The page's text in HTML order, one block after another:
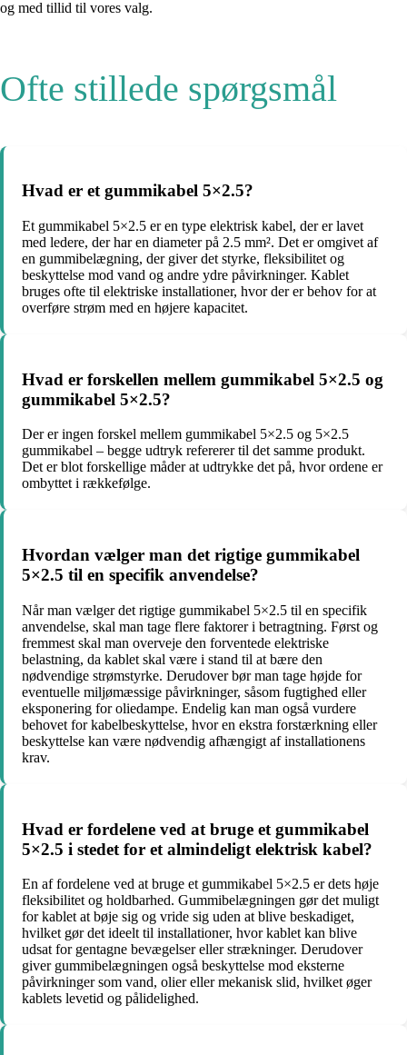
og med tillid til vores valg.
Ofte stillede spørgsmål
Hvad er et gummikabel 5×2.5?
Et gummikabel 5×2.5 er en type elektrisk kabel, der er lavet
med ledere, der har en diameter på 2.5 mm². Det er omgivet af
en gummibelægning, der giver det styrke, fleksibilitet og
beskyttelse mod vand og andre ydre påvirkninger. Kablet
bruges ofte til elektriske installationer, hvor der er behov for at
overføre strøm med en højere kapacitet.
Hvad er forskellen mellem gummikabel 5×2.5 og
gummikabel 5×2.5?
Der er ingen forskel mellem gummikabel 5×2.5 og 5×2.5
gummikabel – begge udtryk refererer til det samme produkt.
Det er blot forskellige måder at udtrykke det på, hvor ordene er
ombyttet i rækkefølge.
Hvordan vælger man det rigtige gummikabel
5×2.5 til en specifik anvendelse?
Når man vælger det rigtige gummikabel 5×2.5 til en specifik
anvendelse, skal man tage flere faktorer i betragtning. Først og
fremmest skal man overveje den forventede elektriske
belastning, da kablet skal være i stand til at bære den
nødvendige strømstyrke. Derudover bør man tage højde for
eventuelle miljømæssige påvirkninger, såsom fugtighed eller
eksponering for oliedampe. Endelig kan man også vurdere
behovet for kabelbeskyttelse, hvor en ekstra forstærkning eller
beskyttelse kan være nødvendig afhængigt af installationens
krav.
Hvad er fordelene ved at bruge et gummikabel
5×2.5 i stedet for et almindeligt elektrisk kabel?
En af fordelene ved at bruge et gummikabel 5×2.5 er dets høje
fleksibilitet og holdbarhed. Gummibelægningen gør det muligt
for kablet at bøje sig og vride sig uden at blive beskadiget,
hvilket gør det ideelt til installationer, hvor kablet kan blive
udsat for gentagne bevægelser eller strækninger. Derudover
giver gummibelægningen også beskyttelse mod eksterne
påvirkninger som vand, olier eller mekanisk slid, hvilket øger
kablets levetid og pålidelighed.